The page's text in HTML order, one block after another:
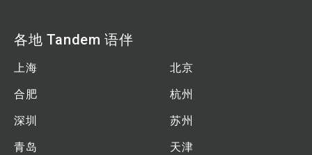
各地 Tandem 语伴
上海
北京
合肥
杭州
深圳
苏州
青岛
天津